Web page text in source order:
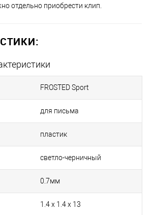
отдельно приобрести клип.
FROSTED Sport
для письма
пластик
светло-черничный
0.7мм
1.4 х 1.4 х 13